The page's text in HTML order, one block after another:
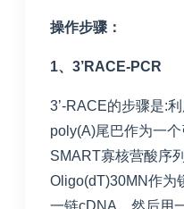
操作步骤：
1、3’RACE-PCR
3’-RACE的步骤是:
poly(A)尾巴作为一
SMART寡核营酸序
Oligo(dT)30MN作为
一链cDNA。然后用